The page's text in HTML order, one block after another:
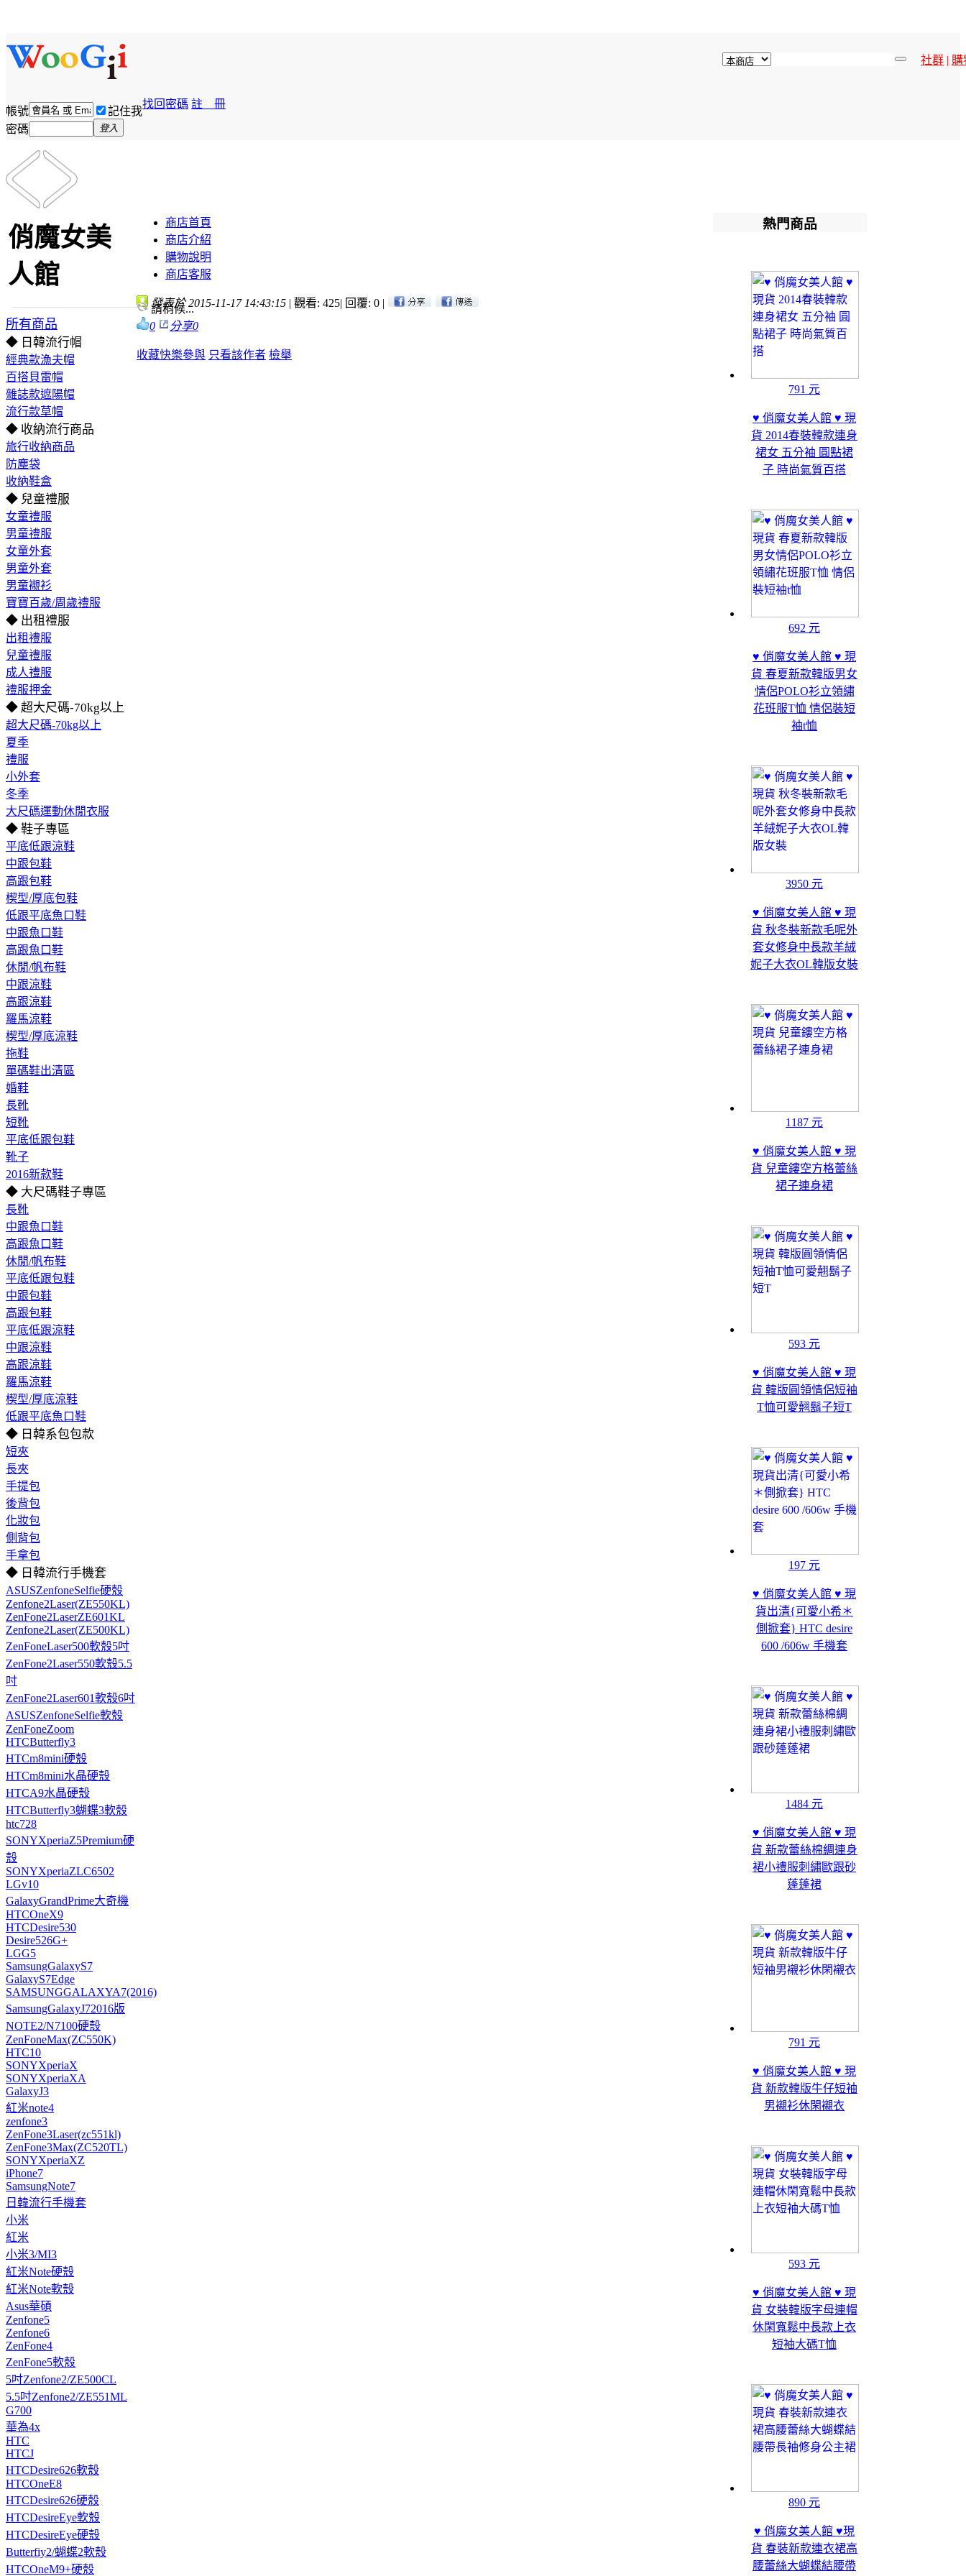
社群 | 購
帳號 記住我
找回密碼 註 冊
密碼 登入
俏魔女美
人館
所有商品
◆ 日韓流行帽
經典款漁夫帽
百搭貝雷帽
雜誌款遮陽帽
流行款草帽
◆ 收納流行商品
旅行收納商品
防塵袋
收納鞋盒
◆ 兒童禮服
女童禮服
男童禮服
女童外套
男童外套
男童襯衫
寶寶百歲/周歲禮服
◆ 出租禮服
出租禮服
兒童禮服
成人禮服
禮服押金
◆ 超大尺碼-70kg以上
超大尺碼-70kg以上
夏季
禮服
小外套
冬季
大尺碼運動休閒衣服
◆ 鞋子專區
平底低跟涼鞋
中跟包鞋
高跟包鞋
楔型/厚底包鞋
低跟平底魚口鞋
中跟魚口鞋
高跟魚口鞋
休閒/帆布鞋
中跟涼鞋
高跟涼鞋
羅馬涼鞋
楔型/厚底涼鞋
拖鞋
單碼鞋出清區
婚鞋
長靴
短靴
平底低跟包鞋
靴子
2016新款鞋
◆ 大尺碼鞋子專區
長靴
中跟魚口鞋
高跟魚口鞋
休閒/帆布鞋
平底低跟包鞋
中跟包鞋
高跟包鞋
平底低跟涼鞋
中跟涼鞋
高跟涼鞋
羅馬涼鞋
楔型/厚底涼鞋
低跟平底魚口鞋
◆ 日韓系包包款
短夾
長夾
手提包
後背包
化妝包
側背包
手拿包
◆ 日韓流行手機套
ASUSZenfoneSelfie硬殼
Zenfone2Laser(ZE550KL)
ZenFone2LaserZE601KL
Zenfone2Laser(ZE500KL)
ZenFoneLaser500軟殼5吋
ZenFone2Laser550軟殼5.5
吋
ZenFone2Laser601軟殼6吋
ASUSZenfoneSelfie軟殼
ZenFoneZoom
HTCButterfly3
HTCm8mini硬殼
HTCm8mini水晶硬殼
HTCA9水晶硬殼
HTCButterfly3蝴蝶3軟殼
htc728
SONYXperiaZ5Premium硬
殼
SONYXperiaZLC6502
LGv10
GalaxyGrandPrime大奇機
HTCOneX9
HTCDesire530
Desire526G+
LGG5
SamsungGalaxyS7
GalaxyS7Edge
SAMSUNGGALAXYA7(2016)
SamsungGalaxyJ72016版
NOTE2/N7100硬殼
ZenFoneMax(ZC550K)
HTC10
SONYXperiaX
SONYXperiaXA
GalaxyJ3
紅米note4
zenfone3
ZenFone3Laser(zc551kl)
ZenFone3Max(ZC520TL)
SONYXperiaXZ
iPhone7
SamsungNote7
日韓流行手機套
小米
紅米
小米3/MI3
紅米Note硬殼
紅米Note軟殼
Asus華碩
Zenfone5
Zenfone6
ZenFone4
ZenFone5軟殼
5吋Zenfone2/ZE500CL
5.5吋Zenfone2/ZE551ML
G700
華為4x
HTC
HTCJ
HTCDesire626軟殼
HTCOneE8
HTCDesire626硬殼
HTCDesireEye軟殼
HTCDesireEye硬殼
Butterfiy2/蝴蝶2軟殼
HTCOneM9+硬殼
商店首頁
商店介紹
購物說明
商店客服
發表於 2015-11-17 14:43:15 | 觀看: 425| 回覆: 0 |
請稍候...
0
分享0
收藏快樂參與 只看該作者 檢舉
熱門商品
791 元
♥ 俏魔女美人館 ♥ 現
貨 2014春裝韓款連身
裙女 五分袖 圓點裙
子 時尚氣質百搭
692 元
♥ 俏魔女美人館 ♥ 現
貨 春夏新款韓版男女
情侶POLO衫立領繡
花班服T恤 情侶裝短
袖t恤
3950 元
♥ 俏魔女美人館 ♥ 現
貨 秋冬裝新款毛呢外
套女修身中長款羊絨
妮子大衣OL韓版女裝
1187 元
♥ 俏魔女美人館 ♥ 現
貨 兒童鏤空方格蕾絲
裙子連身裙
593 元
♥ 俏魔女美人館 ♥ 現
貨 韓版圓領情侶短袖
T恤可愛翹鬍子短T
197 元
♥ 俏魔女美人館 ♥ 現
貨出清{可愛小希＊
側掀套} HTC desire
600 /606w 手機套
1484 元
♥ 俏魔女美人館 ♥ 現
貨 新款蕾絲棉綢連身
裙小禮服刺繡歐跟砂
蓬蓬裙
791 元
♥ 俏魔女美人館 ♥ 現
貨 新款韓版牛仔短袖
男襯衫休閑襯衣
593 元
♥ 俏魔女美人館 ♥ 現
貨 女裝韓版字母連帽
休閑寬鬆中長款上衣
短袖大碼T恤
890 元
♥ 俏魔女美人館 ♥現
貨 春裝新款連衣裙高
腰蕾絲大蝴蝶結腰帶